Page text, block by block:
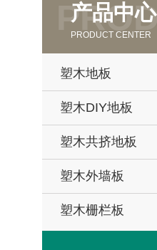
产品中心
PRODUCT CENTER
塑木地板
塑木DIY地板
塑木共挤地板
塑木外墙板
塑木栅栏板